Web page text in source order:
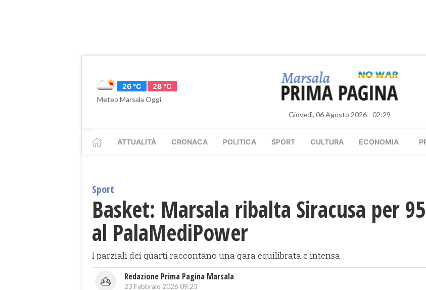
26 °C
28 °C
Meteo Marsala Oggi
Giovedì, 06 Agosto 2026 - 02:29
ATTUALITÀ CRONACA POLITICA SPORT CULTURA ECONOMIA
Sport
Basket: Marsala ribalta Siracusa per
al PalaMediPower
I parziali dei quarti raccontano una gara equilibrata e intensa
Redazione Prima Pagina Marsala
23 Febbraio 2026 09:23